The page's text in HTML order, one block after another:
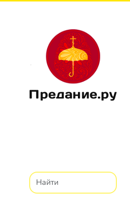
Предание.ру